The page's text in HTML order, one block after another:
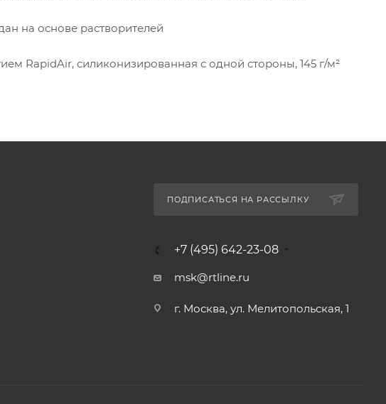
на основе растворителей
RapidAir, силиконизированная с одной стороны, 145 г/м²
ПОДПИСАТЬСЯ НА РАССЫЛКУ
+7 (495) 642-23-08
msk@rtline.ru
г. Москва, ул. Мелитопольская, 1